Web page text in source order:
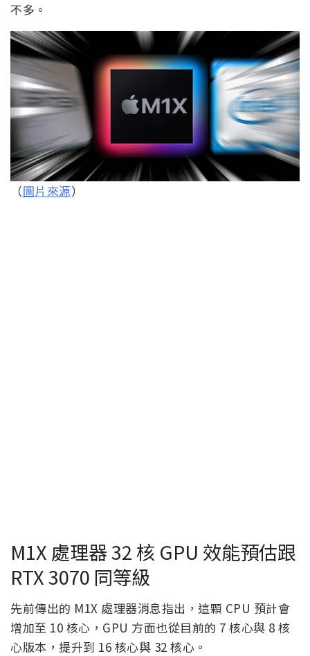
不多。
（圖片來源）
M1X 處理器 32 核 GPU 效能預估跟
RTX 3070 同等級
先前傳出的 M1X 處理器消息指出，這顆 CPU 預計會
增加至 10 核心，GPU 方面也從目前的 7 核心與 8 核
心版本，提升到 16 核心與 32 核心。